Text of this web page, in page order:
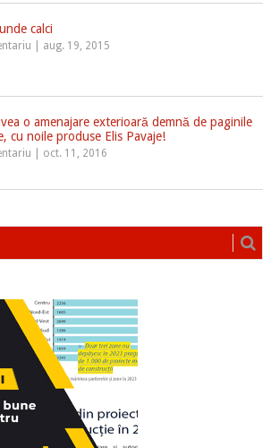
calci
aug. 19, 2015
o amenajare exterioară demnă de paginile
cu noile produse Elis Pavaje!
oct. 11, 2016